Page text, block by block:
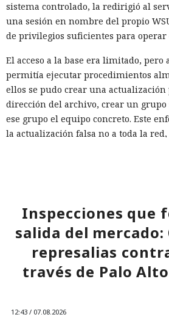
sistema controlado, la redirigió al
una sesión en nombre del propio
de privilegios suficientes para operar
El acceso a la base era limitado, pero
permitía ejecutar procedimientos
ellos se pudo crear una
dirección del archivo, crear un grupo
ese grupo el equipo concreto. Este
la actualización falsa no a toda la
excepción en la lógica de
la extensión .txt o .esd la verificación
omite. En el laboratorio renombraron
como Ghost.txt, y WSUS aceptó el
de trabajo de prueba instaló la carga
Inspecciones que
salida del
represalias contra
través de Palo
12:43 / 07.08.2026